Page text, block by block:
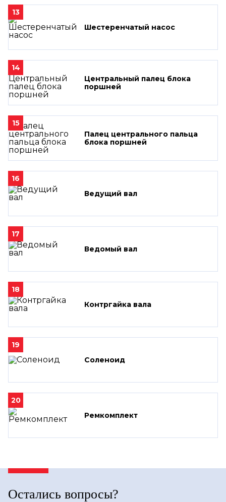
13
Шестеренчатый насос
14
Центральный палец блока
поршней
15
Палец центрального пальца
блока поршней
16
Ведущий вал
17
Ведомый вал
18
Контргайка вала
19
Соленоид
20
Ремкомплект
Остались вопросы?